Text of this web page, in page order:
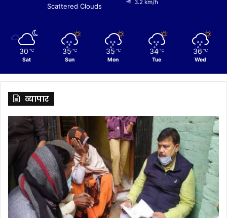
Scattered Clouds
3.2 km/h
30 ℃
Sat
35 ℃
Sun
35 ℃
Mon
34 ℃
Tue
36 ℃
Wed
व्यापार